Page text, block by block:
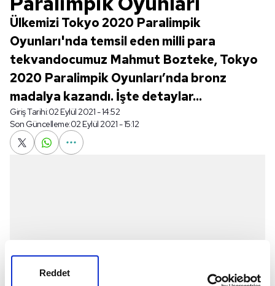
Reddet
Ülkemizi Tokyo 2020 Paralimpik
Oyunları'nda temsil eden milli para
tekvandocumuz Mahmut Bozteke, Tokyo
2020 Paralimpik Oyunları’nda bronz
madalya kazandı. İşte detaylar...
Giriş Tarihi:02 Eylül 2021 - 14:52
Son Güncelleme:02 Eylül 2021 - 15:12